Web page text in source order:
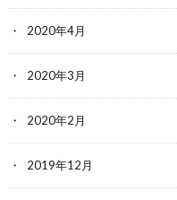
2020年4月
2020年3月
2020年2月
2019年12月